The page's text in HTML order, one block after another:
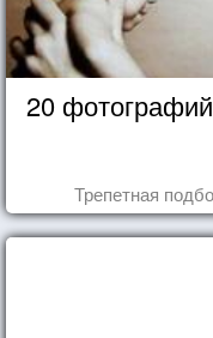
20
Трепетная